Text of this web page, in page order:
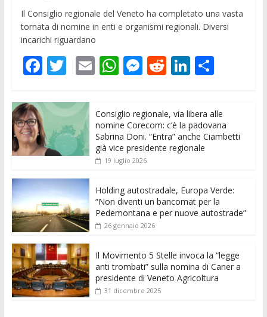
Il Consiglio regionale del Veneto ha completato una vasta
tornata di nomine in enti e organismi regionali. Diversi
incarichi riguardano
F
e
b
o
o
k
T
itt
er
E
l
W
at
s
A
p
M
e
n
g
R
di
t
Li
k
e
dI
C
n
di
vi
Consiglio regionale, via libera alle
nomine Corecom: c’è la padovana
Sabrina Doni. “Entra” anche Ciambetti
già vice presidente regionale
19 luglio 2026
Holding autostradale, Europa Verde:
“Non diventi un bancomat per la
Pedemontana e per nuove autostrade”
26 gennaio 2026
Il Movimento 5 Stelle invoca la “legge
anti trombati” sulla nomina di Caner a
presidente di Veneto Agricoltura
31 dicembre 2025